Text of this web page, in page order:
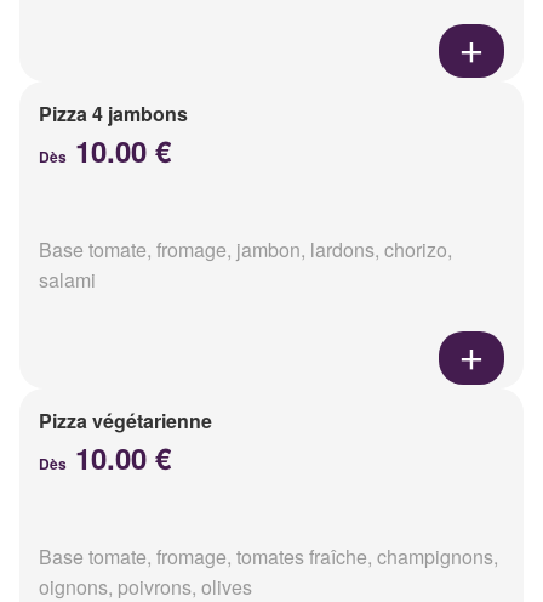
Pizza 4 jambons
Dès 10.00 €
Base tomate, fromage, jambon, lardons, chorizo,
salami
Pizza végétarienne
Dès 10.00 €
Base tomate, fromage, tomates fraîche, champignons,
oignons, poivrons, olives